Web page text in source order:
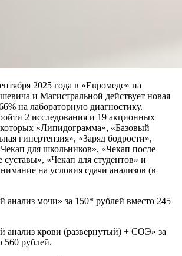
2025 года в «Евромеде» на
и Магистральной действует новая
на лабораторную диагностику.
2 исследования и 19 акционных
«Липидограмма», «Базовый
гипертензия», «Заряд бодрости»,
для школьников», «Чекап после
суставы», «Чекап для студентов» и
на условия сдачи анализов (в
мочи» за 150* рублей вместо 245
крови (развернутый) + СОЭ» за
560 рублей.